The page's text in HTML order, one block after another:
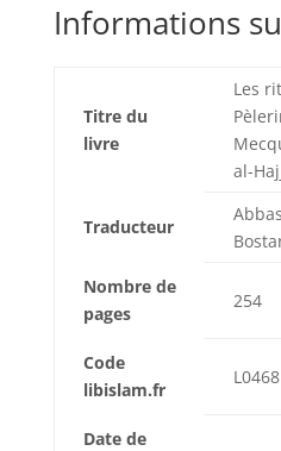
Informations
Titre du
livre
Les
al-
Traducteur
Nombre de
pages
254
Code
libislam.fr
L0468
Date de